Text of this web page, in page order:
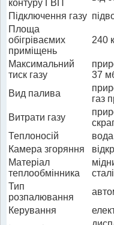
контуру ГВП
Підключення газу
Площа
обігріваємих
приміщень
240
Максимальний
тиск газу
37
Вид палива
газ
Витрати газу
Теплоносій
Камера згоряння
Матеріал
теплообмінника
сталі
Тип
розпалювання
Керування